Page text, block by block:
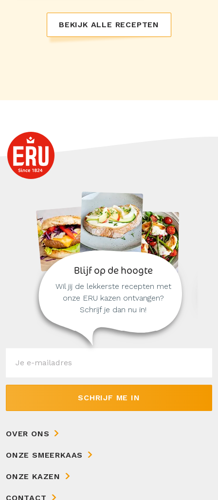
BEKIJK ALLE RECEPTEN
OVER ONS
ONZE SMEERKAAS
ONZE KAZEN
CONTACT
Blijf op de hoogte
Wil jij de lekkerste recepten met
onze ERU kazen ontvangen?
Schrijf je dan nu in!
SCHRIJF ME IN